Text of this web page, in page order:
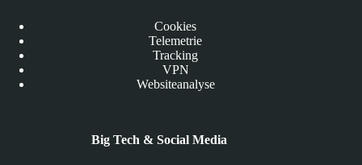
Cookies
Telemetrie
Tracking
VPN
Websiteanalyse
Big Tech & Social Media